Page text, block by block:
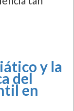
y la
del
en